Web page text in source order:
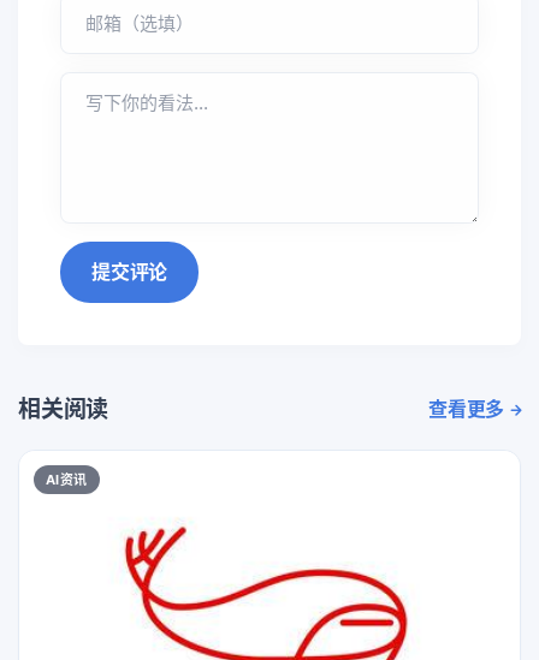
提交评论
相关阅读 查看更多
AI资讯